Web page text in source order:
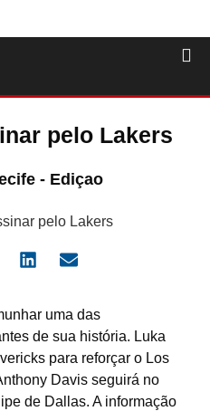
pelo Lakers
- Ediçao
uma das
de sua história. Luka
para reforçar o Los
Davis seguirá no
de Dallas. A informação